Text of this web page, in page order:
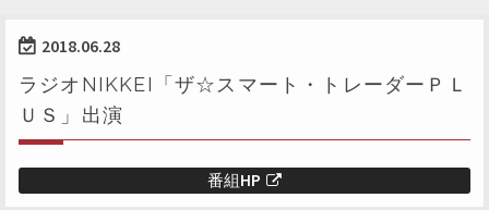
2018.06.28
ラジオNIKKEI「ザ☆スマート・トレーダーＰＬ
ＵＳ」出演
番組HP